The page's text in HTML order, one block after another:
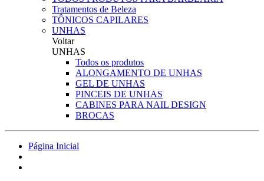
Tratamentos de Beleza
TÔNICOS CAPILARES
UNHAS
Voltar
UNHAS
Todos os produtos
ALONGAMENTO DE UNHAS
GEL DE UNHAS
PINCEIS DE UNHAS
CABINES PARA NAIL DESIGN
BROCAS
Página Inicial